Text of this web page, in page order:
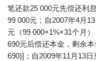
笔还款25 000元先偿还利
99 000元；自2007年4月
元（99 000×1%×31个月
690元后偿还本金，剩余
690)]；自2009年11月13